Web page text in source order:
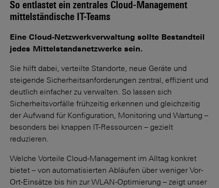
So entlastet ein zentrales Cloud-Management
mittelständische IT-Teams
Eine Cloud-Netzwerkverwaltung sollte Bestandteil
jedes Mittelstandsnetzwerke sein.
Sie hilft dabei, verteilte Standorte, neue Geräte und
steigende Sicherheitsanforderungen zentral, effizient und
deutlich einfacher zu verwalten. So lassen sich
Sicherheitsvorfälle frühzeitig erkennen und gleichzeitig
der Aufwand für Konfiguration, Monitoring und Wartung –
besonders bei knappen IT-Ressourcen – gezielt
reduzieren.
Welche Vorteile Cloud-Management im Alltag konkret
bietet – von automatisierten Abläufen über weniger Vor-
Ort-Einsätze bis hin zur WLAN-Optimierung – zeigt unser